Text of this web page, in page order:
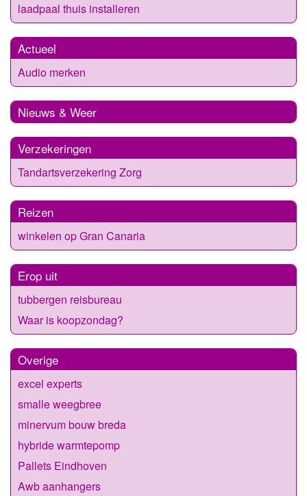
laadpaal thuis installeren
Actueel
Audio merken
Nieuws & Weer
Verzekeringen
Tandartsverzekering Zorg
Reizen
winkelen op Gran Canaria
Erop uit
tubbergen reisbureau
Waar is koopzondag?
Overige
excel experts
smalle weegbree
minervum bouw breda
hybride warmtepomp
Pallets Eindhoven
Awb aanhangers